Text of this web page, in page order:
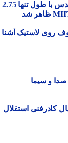
Smart #2؛ میکرو-برقی دو نفره جیلی و مرسدس با طول تنها 2.75
لاستیک آشنا
و سیما
استقلال